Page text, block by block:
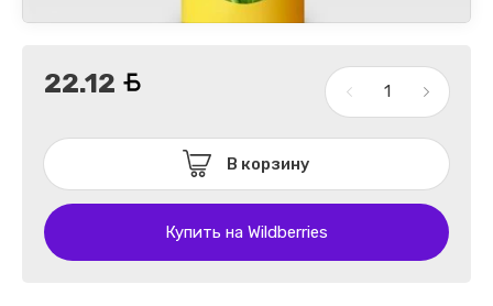
22.12
В корзину
Купить на Wildberries